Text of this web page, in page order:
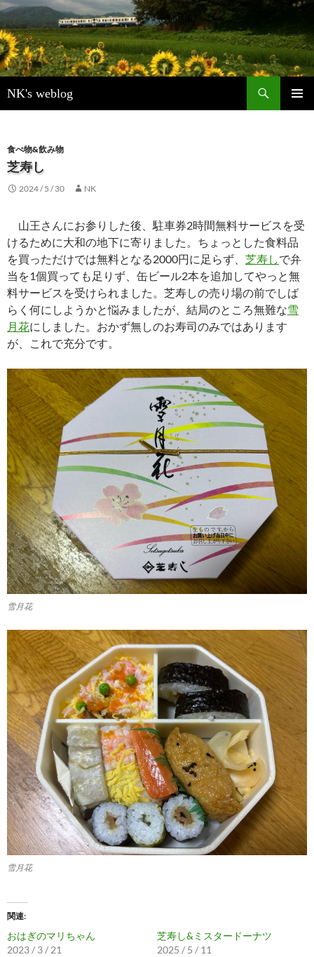
NK's weblog
索
ン
ツ
へ
ス
プ
食べ物&飲み物
芝寿し
2024 / 5 / 30 NK
山王さんにお参りした後、駐車券2時間無料サービスを受
けるために大和の地下に寄りました。ちょっとした食料品
を買っただけでは無料となる2000円に足らず、 芝寿しで弁
当を1個買っても足りず、缶ビール2本を追加してやっと無
料サービスを受けられました。芝寿しの売り場の前でしば
らく何にしようかと悩みましたが、結局のところ無難な雪
月花にしました。おかず無しのお寿司のみではあります
が、これで充分です。
雪月花
雪月花
関連
おはぎのマリちゃん
2023 / 3 / 21
芝寿し&ミスタードーナツ
2025 / 5 / 11